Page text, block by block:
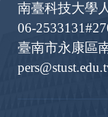
南臺科技大學
06-
臺南市永康區